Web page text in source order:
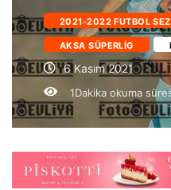
2021-2022 FUTBOL
AKSA SÜPERLIG
6 Kasım 2021
1Dakika okuma